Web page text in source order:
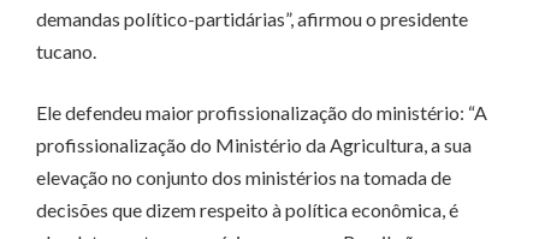
demandas político-partidárias”, afirmou o presidente
tucano.
Ele defendeu maior profissionalização do ministério: “A
profissionalização do Ministério da Agricultura, a sua
elevação no conjunto dos ministérios na tomada de
decisões que dizem respeito à política econômica, é